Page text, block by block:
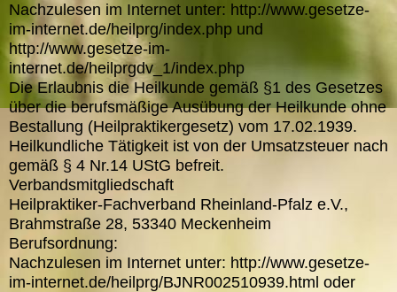
Nachzulesen im Internet unter: http://www.gesetze-
im-internet.de/heilprg/index.php und
http://www.gesetze-im-
internet.de/heilprgdv_1/index.php
Die Erlaubnis die Heilkunde gemäß §1 des Gesetzes
über die berufsmäßige Ausübung der Heilkunde ohne
Bestallung (Heilpraktikergesetz) vom 17.02.1939.
Heilkundliche Tätigkeit ist von der Umsatzsteuer nach
gemäß § 4 Nr.14 UStG befreit.
Verbandsmitgliedschaft
Heilpraktiker-Fachverband Rheinland-Pfalz e.V.,
Brahmstraße 28, 53340 Meckenheim
Berufsordnung:
Nachzulesen im Internet unter: http://www.gesetze-
im-internet.de/heilprg/BJNR002510939.html oder